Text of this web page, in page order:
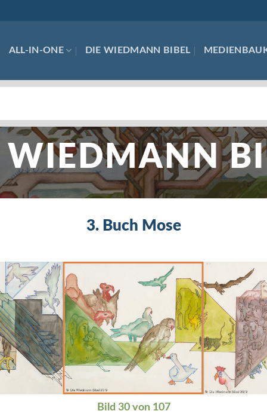
ALL-IN-ONE DIE WIEDMANN BIBEL
WIEDMANN
3. Buch Mose
Bild 30 von 107